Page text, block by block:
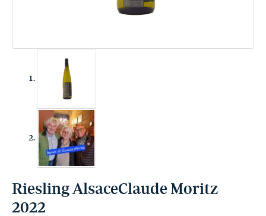
Riesling AlsaceClaude Moritz
2022